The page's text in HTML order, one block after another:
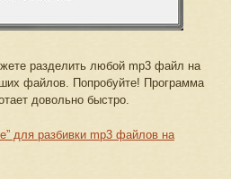
разделить любой mp3 файл на
файлов. Попробуйте! Программа
довольно быстро.
для разбивки mp3 файлов на